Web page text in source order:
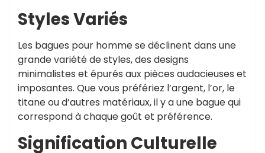
Styles Variés
Les bagues pour homme se déclinent dans une
grande variété de styles, des designs
minimalistes et épurés aux pièces audacieuses et
imposantes. Que vous préfériez l’argent, l’or, le
titane ou d’autres matériaux, il y a une bague qui
correspond à chaque goût et préférence.
Signification Culturelle